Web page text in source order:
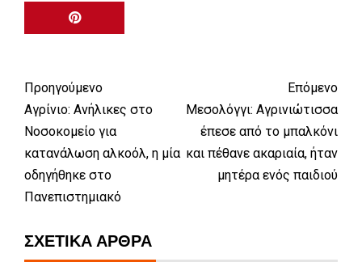
Προηγούμενο
Αγρίνιο: Ανήλικες στο
Νοσοκομείο για
κατανάλωση αλκοόλ, η μία
οδηγήθηκε στο
Πανεπιστημιακό
Επόμενο
Μεσολόγγι: Αγρινιώτισσα
έπεσε από το μπαλκόνι
και πέθανε ακαριαία, ήταν
μητέρα ενός παιδιού
ΣΧΕΤΙΚΆ ΆΡΘΡΑ